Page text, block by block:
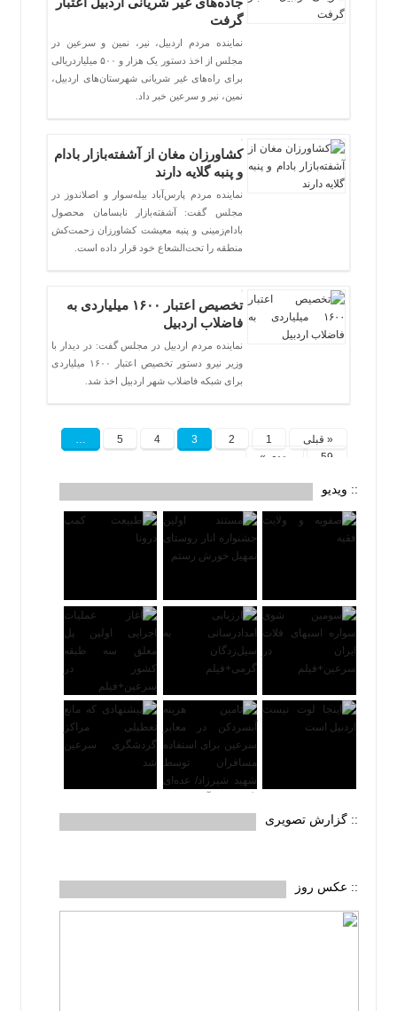
گرفت
نماینده مردم اردبیل، نیر، نمین و سرعین در
مجلس از اخذ دستور یک هزار و ۵۰۰ میلیاردریالی
برای راه‌های غیر شریانی شهرستان‌های اردبیل،
نمین، نیر و سرعین خبر داد.
کشاورزان مغان از آشفته‌بازار بادام
و پنبه گلایه دارند
نماینده مردم پارس‌آباد بیله‌سوار و اصلاندوز در
مجلس گفت: آشفته‌بازار نابسامان محصول
بادام‌زمینی و پنبه معیشت کشاورزان زحمت‌کش
منطقه را تحت‌الشعاع خود قرار داده است.
تخصیص اعتبار ۱۶۰۰ میلیاردی به
فاضلاب اردبیل
نماینده مردم اردبیل در مجلس گفت: در دیدار با
وزیر نیرو دستور تخصیص اعتبار ۱۶۰۰ میلیاردی
برای شبکه فاضلاب شهر اردبیل اخذ شد.
« قبلی 1
2
3
4
5
…
59
بعدی »
:: ویدیو
:: گزارش تصویری
:: عکس روز